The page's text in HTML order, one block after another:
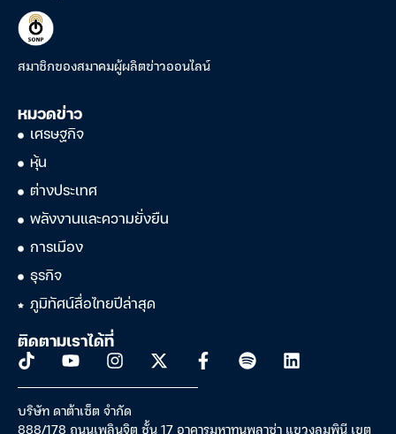
สมาชิกของสมาคมผู้ผลิตข่าวออนไลน์
หมวดข่าว
เศรษฐกิจ
หุ้น
ต่างประเทศ
พลังงานและความยั่งยืน
การเมือง
ธุรกิจ
ภูมิทัศน์สื่อไทยปีล่าสุด
ติดตามเราได้ที่
บริษัท ดาต้าเซ็ต จำกัด
888/178 ถนนเพลินจิต ชั้น 17 อาคารมหาทุนพลาซ่า แขวงลุมพินี เขต